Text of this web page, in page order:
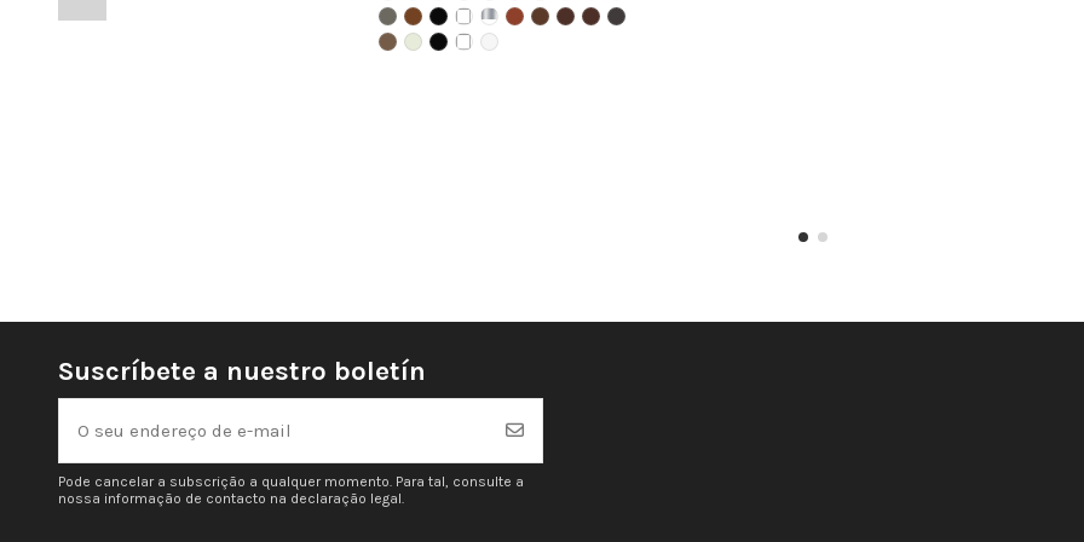
Suscríbete a nuestro boletín
Pode cancelar a subscrição a qualquer momento. Para tal, consulte a
nossa informação de contacto na declaração legal.